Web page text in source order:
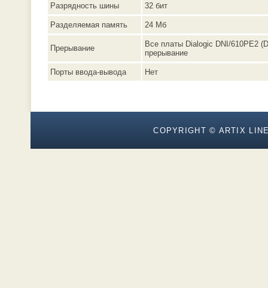
Разрядность шины 32 бит
Разделяемая память 24 Мб
Прерывание
Все платы Dialogic DNI/610PE2
прерывание
Порты ввода-вывода Нет
COPYRIGHT © ARTIX